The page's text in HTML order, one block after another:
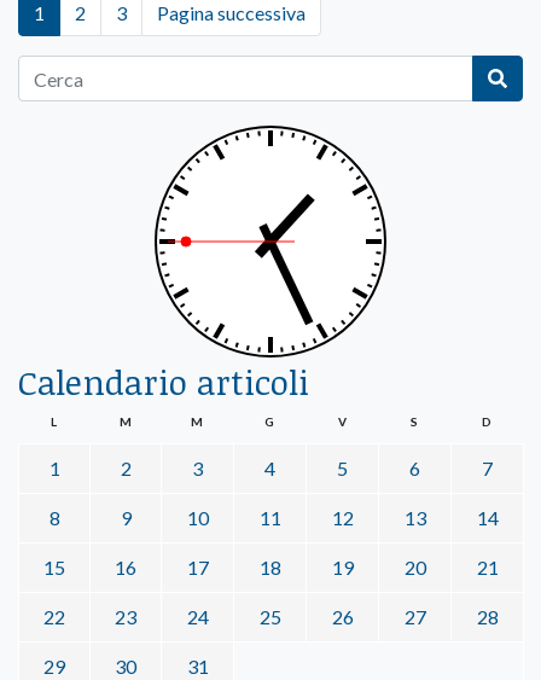
1 2 3 Pagina successiva
Calendario articoli
L M M G V S D
1 2 3 4 5 6 7
8 9 10 11 12 13 14
15 16 17 18 19 20 21
22 23 24 25 26 27 28
29 30 31